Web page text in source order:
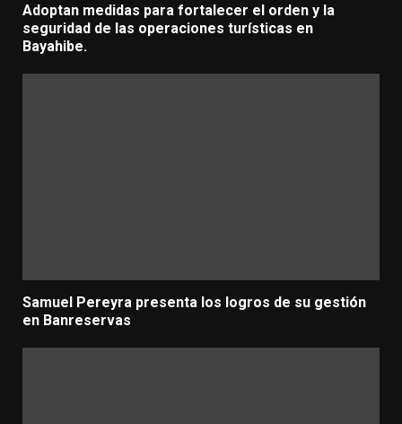
Adoptan medidas para fortalecer el orden y la
seguridad de las operaciones turísticas en
Bayahibe.
Samuel Pereyra presenta los logros de su gestión
en Banreservas